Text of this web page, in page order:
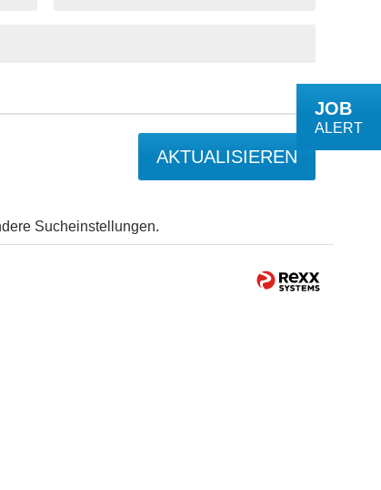
AKTUALISIEREN
Sucheinstellungen.
JOB
ALERT